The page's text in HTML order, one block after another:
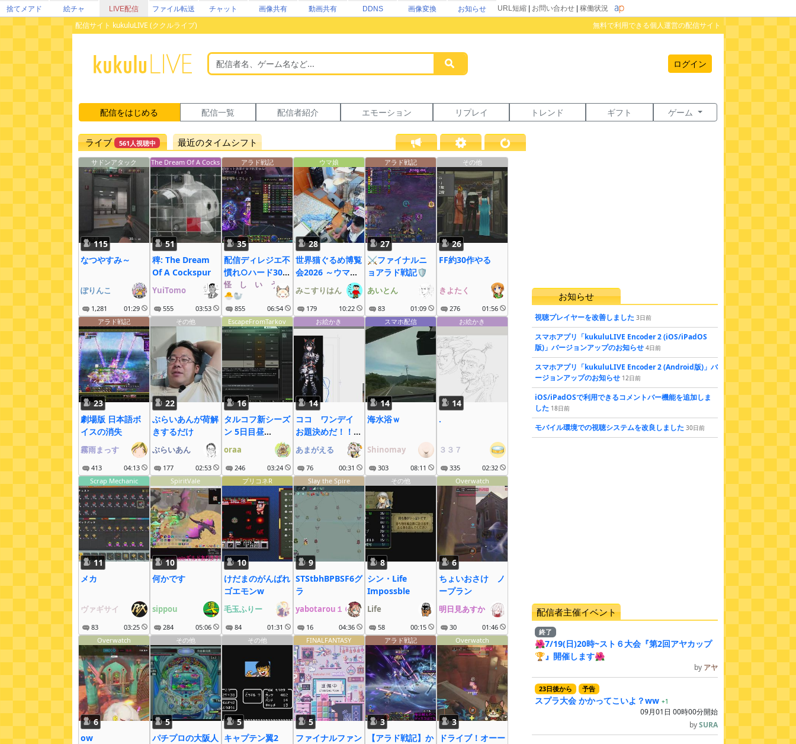
捨てメアド 絵チャ LIVE配信 ファイル転送 チャット 画像共有 動画共有 DDNS 画像変換 お知らせ URL短縮 お問い合わせ 稼働状況
配信サイト kukuluLIVE (ククルライブ) 無料で利用できる個人運営の配信サイト
ログイン
配信をはじめる 配信一覧 配信者紹介 エモーション リプレイ トレンド ギフト ゲーム
ライブ 561人視聴中 最近のタイムシフト
サドンアタック
115
なつやすみ～
ぽりんこ
1,281 01:29
The Dream Of A Cocks
pur
51
稗: The Dream
Of A Cockspur
YuiTomo
555 03:53
アラド戦記
35
配信ディレジエ不
慣れ○ハード30周
12：30～
怪゚し゚い゚う゚な゚ぎ゚
🐣🦭
855 06:54
ウマ娘
28
世界猫ぐるめ博覧
会2026 ～ウマ娘
も大疾走にゃ～
みこすりはん
179 10:22
アラド戦記
27
⚔ファイナルニ
ョアラド戦記🛡
あいとん
83 01:09
その他
26
FF約30作やる
きよたく
276
01:56
アラド戦記
23
劇場版 日本語ボ
イスの消失
霧雨まっす
413 04:13
その他
22
ぶらいあんが荷解
きするだけ
ぶらいあん
177 02:53
EscapeFromTarkov
16
タルコフ新シーズ
ン 5日目昼
oraa
246 03:24
お絵かき
14
ココ ワンデイ
お題決めだ！！
18:00スタート
8/918:00締め切
り提出先は概要欄
のメアドまで！！
あまがえる
76 00:31
スマホ配信
14
海水浴ｗ
Shinomay
303 08:11
お絵かき
14
.
３３７
335
02:32
Scrap Mechanic
11
メカ
ヴァギサイ
83 03:25
SpiritVale
10
何かです
sippou
284 05:06
プリコネR
10
けだまのがんばれ
ゴエモンw
毛玉ふりー
84 01:31
Slay the Spire
9
STStbhBPBSF6グ
ラ
yabotarou１６
16 04:36
その他
8
シン・Life
Impossble
Life
58 00:15
Overwatch
6
ちょいおさけ ノ
ープラン
明日見あすか
30
01:46
Overwatch
6
ow
その他
5
パチプロの大阪人
その他
5
キャプテン翼2
FINALFANTASY
5
ファイナルファン
アラド戦記
3
【アラド戦記】か
Overwatch
3
ドライブ！オーー
お知らせ
視聴プレイヤーを改善しました 3日前
スマホアプリ「kukuluLIVE Encoder 2 (iOS/iPadOS
版)」バージョンアップのお知らせ 4日前
スマホアプリ「kukuluLIVE Encoder 2 (Android版)」バ
ージョンアップのお知らせ 12日前
iOS/iPadOSで利用できるコメントバー機能を追加しま
した 18日前
モバイル環境での視聴システムを改良しました 30日前
配信者主催イベント
終了
🌺7/19(日)20時~スト６大会『第2回アヤカップ
🏆』開催します🌺
by アヤ
23日後から 予告
スプラ大会 かかってこいよ？ww +1
09月01日 00時00分開始
bySURA